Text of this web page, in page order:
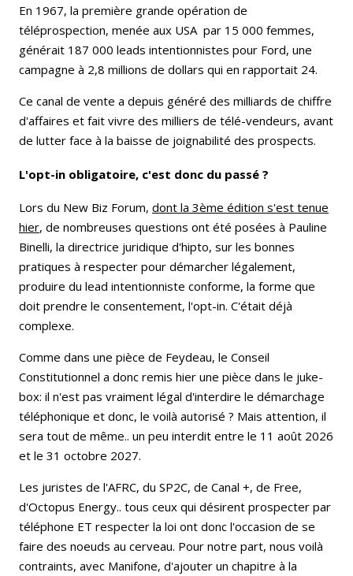
En 1967, la première grande opération de
téléprospection, menée aux USA par 15 000 femmes,
générait 187 000 leads intentionnistes pour Ford, une
campagne à 2,8 millions de dollars qui en rapportait 24.
Ce canal de vente a depuis généré des milliards de chiffre
d'affaires et fait vivre des milliers de télé-vendeurs, avant
de lutter face à la baisse de joignabilité des prospects.
L'opt-in obligatoire, c'est donc du passé ?
Lors du New Biz Forum, dont la 3ème édition s'est tenue
hier, de nombreuses questions ont été posées à Pauline
Binelli, la directrice juridique d'hipto, sur les bonnes
pratiques à respecter pour démarcher légalement,
produire du lead intentionniste conforme, la forme que
doit prendre le consentement, l'opt-in. C'était déjà
complexe.
Comme dans une pièce de Feydeau, le Conseil
Constitutionnel a donc remis hier une pièce dans le juke-
box: il n'est pas vraiment légal d'interdire le démarchage
téléphonique et donc, le voilà autorisé ? Mais attention, il
sera tout de même.. un peu interdit entre le 11 août 2026
et le 31 octobre 2027.
Les juristes de l'AFRC, du SP2C, de Canal +, de Free,
d'Octopus Energy.. tous ceux qui désirent prospecter par
téléphone ET respecter la loi ont donc l'occasion de se
faire des noeuds au cerveau. Pour notre part, nous voilà
contraints, avec Manifone, d'ajouter un chapitre à la